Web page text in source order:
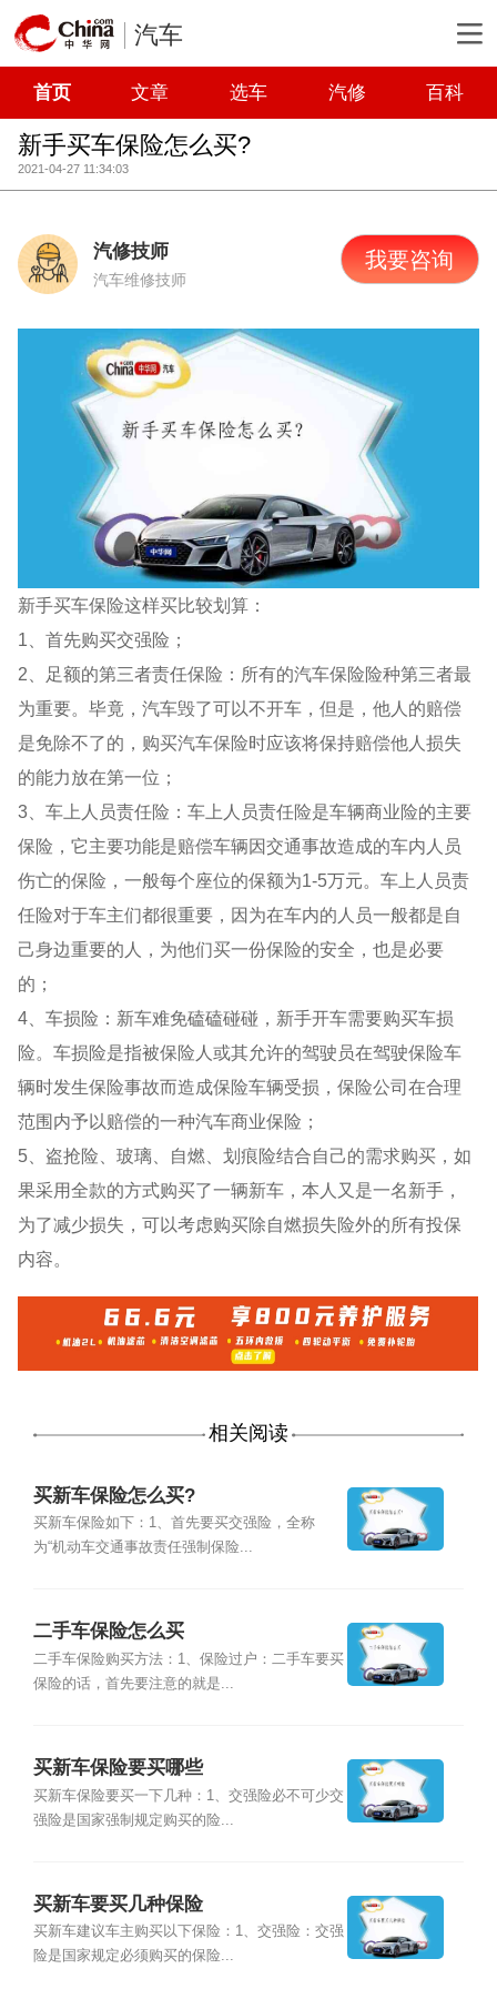
汽车
首页 文章 选车 汽修 百科
新手买车保险怎么买?
2021-04-27 11:34:03
汽修技师
汽车维修技师
我要咨询
新手买车保险这样买比较划算：
1、首先购买交强险；
2、足额的第三者责任保险：所有的汽车保险险种第三者最
为重要。毕竟，汽车毁了可以不开车，但是，他人的赔偿
是免除不了的，购买汽车保险时应该将保持赔偿他人损失
的能力放在第一位；
3、车上人员责任险：车上人员责任险是车辆商业险的主要
保险，它主要功能是赔偿车辆因交通事故造成的车内人员
伤亡的保险，一般每个座位的保额为1-5万元。车上人员责
任险对于车主们都很重要，因为在车内的人员一般都是自
己身边重要的人，为他们买一份保险的安全，也是必要
的；
4、车损险：新车难免磕磕碰碰，新手开车需要购买车损
险。车损险是指被保险人或其允许的驾驶员在驾驶保险车
辆时发生保险事故而造成保险车辆受损，保险公司在合理
范围内予以赔偿的一种汽车商业保险；
5、盗抢险、玻璃、自燃、划痕险结合自己的需求购买，如
果采用全款的方式购买了一辆新车，本人又是一名新手，
为了减少损失，可以考虑购买除自燃损失险外的所有投保
内容。
相关阅读
买新车保险怎么买?
买新车保险如下：1、首先要买交强险，全称
为“机动车交通事故责任强制保险...
二手车保险怎么买
二手车保险购买方法：1、保险过户：二手车要买
保险的话，首先要注意的就是...
买新车保险要买哪些
买新车保险要买一下几种：1、交强险必不可少交
强险是国家强制规定购买的险...
买新车要买几种保险
买新车建议车主购买以下保险：1、交强险：交强
险是国家规定必须购买的保险...